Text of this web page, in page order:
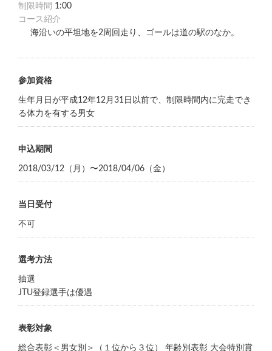
制限時間 1:00
コース紹介
海沿いの平坦地を2周回走り、ゴールは道の駅のなか。
参加資格
生年月日が平成12年12月31日以前で、制限時間内に完走でき
る体力を有する男女
申込期間
2018/03/12（月）〜2018/04/06（金）
当日受付
不可
選考方法
抽選
JTU登録選手は優遇
表彰対象
総合表彰＜男女別＞（１位から３位） 年齢別表彰 大会特別賞